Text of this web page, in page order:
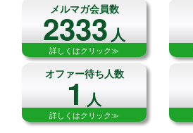
メルマガ会員数
2333人
詳しくはクリック≫
オファー待ち人数
1人
詳しくはクリック≫